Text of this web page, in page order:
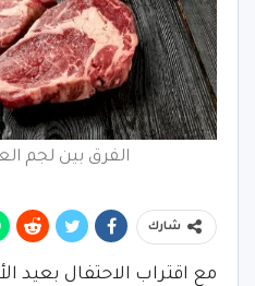
الفرق بين لجم
شارك
مع اقتراب الاحتفال بعيد